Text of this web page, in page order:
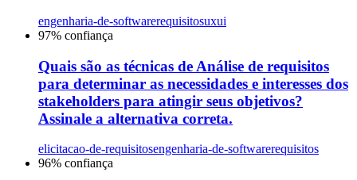
engenharia-de-softwarerequisitosuxui
97% confiança
Quais são as técnicas de Análise de requisitos
para determinar as necessidades e interesses dos
stakeholders para atingir seus objetivos?
Assinale a alternativa correta.
elicitacao-de-requisitosengenharia-de-softwarerequisitos
96% confiança